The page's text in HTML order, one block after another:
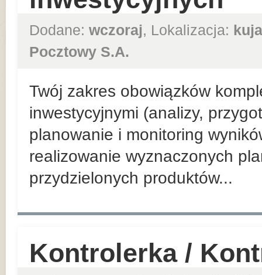
Dodane: wczoraj, Lokalizacja:
Pocztowy S.A.
Twój zakres obowiązków
inwestycyjnymi (analizy,
planowanie i monitoring
realizowanie wyznaczonych
przydzielonych produktów...
Kontrolerka /